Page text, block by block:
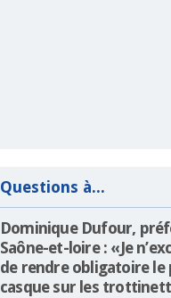
Questions à...
Dominique Dufour,
Saône-et-loire : «Je
de rendre obligatoire le
casque sur les